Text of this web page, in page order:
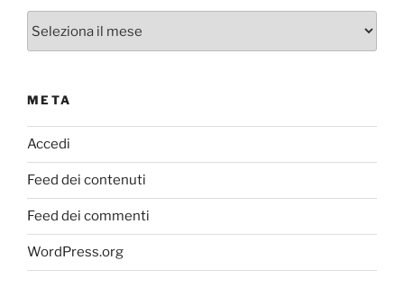
META
Accedi
Feed dei contenuti
Feed dei commenti
WordPress.org